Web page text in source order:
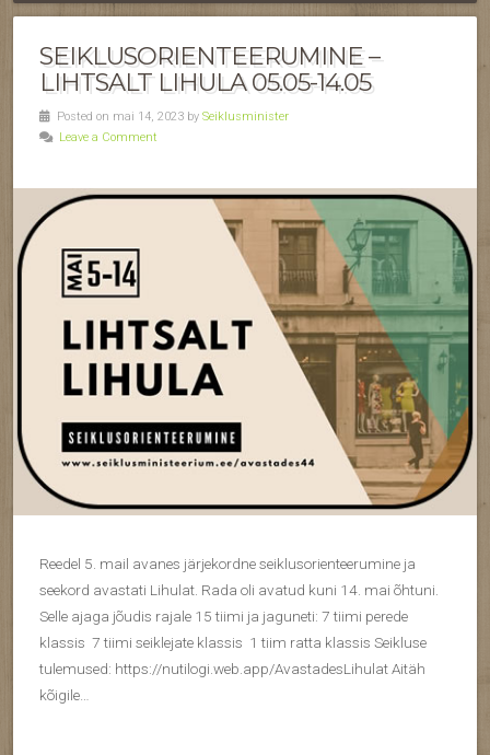
SEIKLUSORIENTEERUMINE –
LIHTSALT LIHULA 05.05-14.05
Posted on mai 14, 2023 by Seiklusminister
Leave a Comment
Reedel 5. mail avanes järjekordne seiklusorienteerumine ja
seekord avastati Lihulat. Rada oli avatud kuni 14. mai õhtuni.
Selle ajaga jõudis rajale 15 tiimi ja jaguneti: 7 tiimi perede
klassis ‍‍‍ 7 tiimi seiklejate klassis ‍ 1 tiim ratta klassis Seikluse
tulemused: https://nutilogi.web.app/AvastadesLihulat Aitäh
kõigile…